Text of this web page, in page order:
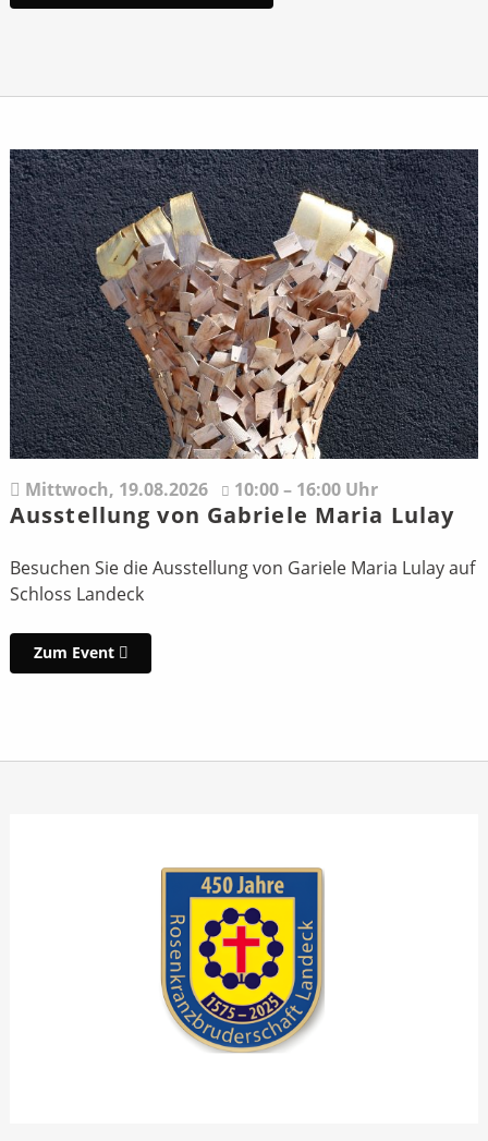
Mittwoch, 19.08.2026 10:00 – 16:00 Uhr
Ausstellung von Gabriele Maria Lulay
Besuchen Sie die Ausstellung von Gariele Maria Lulay auf
Schloss Landeck
Zum Event